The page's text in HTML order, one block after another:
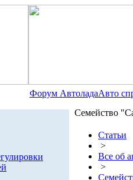
Форум АвтоладаАвто
Семейство
Статьи
>
Все об
>